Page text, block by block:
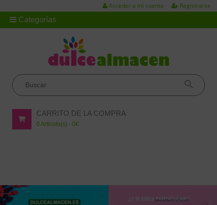
Acceder a mi cuenta
Registrarse
Categorías
CARRITO DE LA COMPRA
0 Articulo(s) - 0€